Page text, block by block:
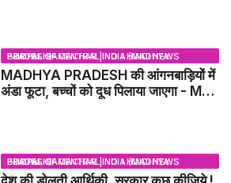
BHOPAL SAMACHAR | NO 1 HINDI NEWS PORTAL OF CENTRAL INDIA (MADHYA PRADESH)
MADHYA PRADESH की आंगनबाड़ियों में
अंडा फूटा, बच्चों को दूध पिलाया जाएगा - MP
BHOPAL SAMACHAR | NO 1 HINDI NEWS PORTAL OF CENTRAL INDIA (MADHYA PRADESH)